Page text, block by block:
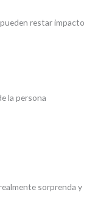
restar impacto
la persona
sorprenda y